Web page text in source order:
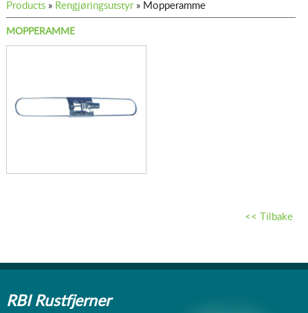
Products» Rengjøringsutstyr» Mopperamme
MOPPERAMME
<< Tilbake
RBI Rustfjerner